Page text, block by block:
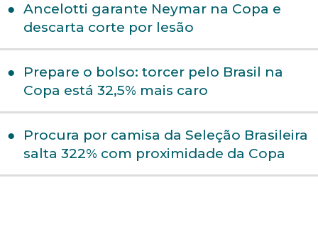
Ancelotti garante Neymar na Copa e
descarta corte por lesão
Prepare o bolso: torcer pelo Brasil na
Copa está 32,5% mais caro
Procura por camisa da Seleção Brasileira
salta 322% com proximidade da Copa